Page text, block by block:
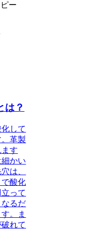
ー
は？
して
革製
す
かい
は、
酸化
って
るだ
。ま
れて